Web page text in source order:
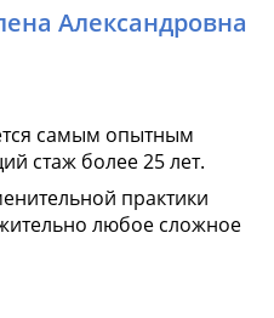
Александровна
самым опытным
стаж более 25 лет.
практики
любое сложное